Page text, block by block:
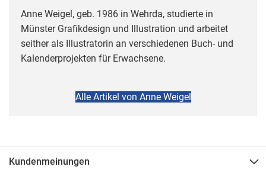
Anne Weigel, geb. 1986 in Wehrda, studierte in
Münster Grafikdesign und Illustration und arbeitet
seither als Illustratorin an verschiedenen Buch- und
Kalenderprojekten für Erwachsene.
Alle Artikel von Anne Weigel
Kundenmeinungen